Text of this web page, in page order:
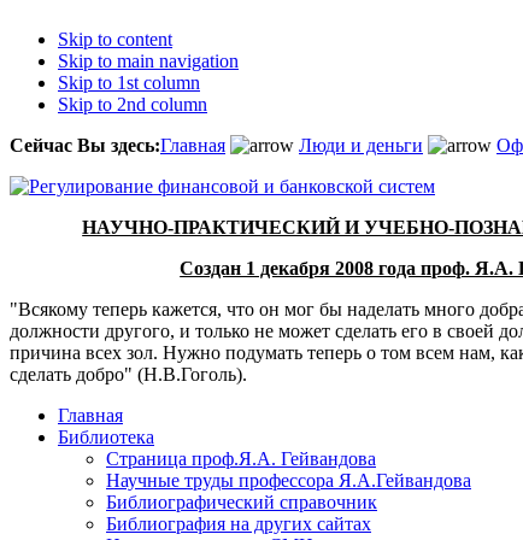
Skip to content
Skip to main navigation
Skip to 1st column
Skip to 2nd column
Сейчас Вы здесь:Главная Люди и деньги
НАУЧНО-ПРАКТИЧЕСКИЙ И УЧЕБНО-
Создан 1 декабря 2008 года проф.
"Всякому теперь кажется, что он мог бы наделать много
должности другого, и только не может сделать его в своей
причина всех зол. Нужно подумать теперь о том всем нам,
сделать добро" (Н.В.Гоголь).
Главная
Библиотека
Страница проф.Я.А. Гейвандова
Научные труды профессора Я.А.Гейвандова
Библиографический справочник
Библиография на других сайтах